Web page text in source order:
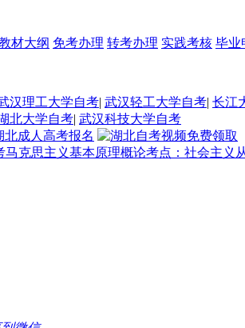
材大纲 免考办理 转考办理 实践考核 毕业
汉理工大学自考| 武汉轻工大学自考| 长江
北大学自考| 武汉科技大学自考
马克思主义基本原理概论考点：社会主义